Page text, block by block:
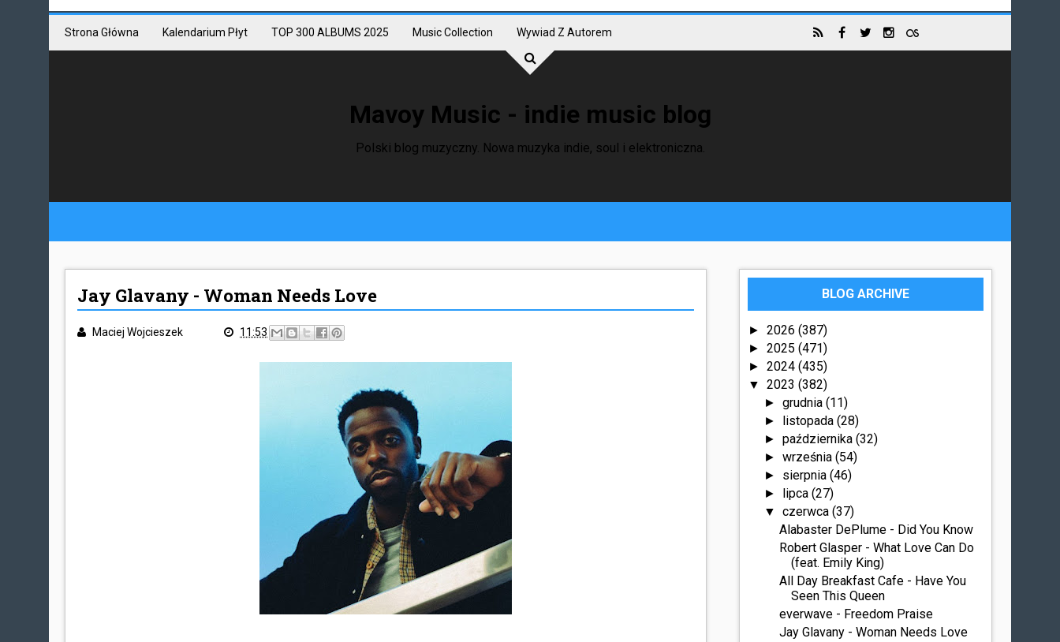
Strona Główna Kalendarium Płyt TOP 300 ALBUMS 2025 Music Collection Wywiad Z Autorem
Mavoy Music - indie music blog
Polski blog muzyczny. Nowa muzyka indie, soul i elektroniczna.
Jay Glavany - Woman Needs Love
Maciej Wojcieszek 11:53
BLOG ARCHIVE
►2026(387)
►2025(471)
►2024(435)
▼2023(382)
► grudnia (11)
► listopada (28)
► października (32)
► września (54)
► sierpnia (46)
► lipca (27)
▼ czerwca (37)
Alabaster DePlume - Did You Know
Robert Glasper - What Love Can Do
(feat. Emily King)
All Day Breakfast Cafe - Have You
Seen This Queen
everwave - Freedom Praise
Jay Glavany - Woman Needs Love